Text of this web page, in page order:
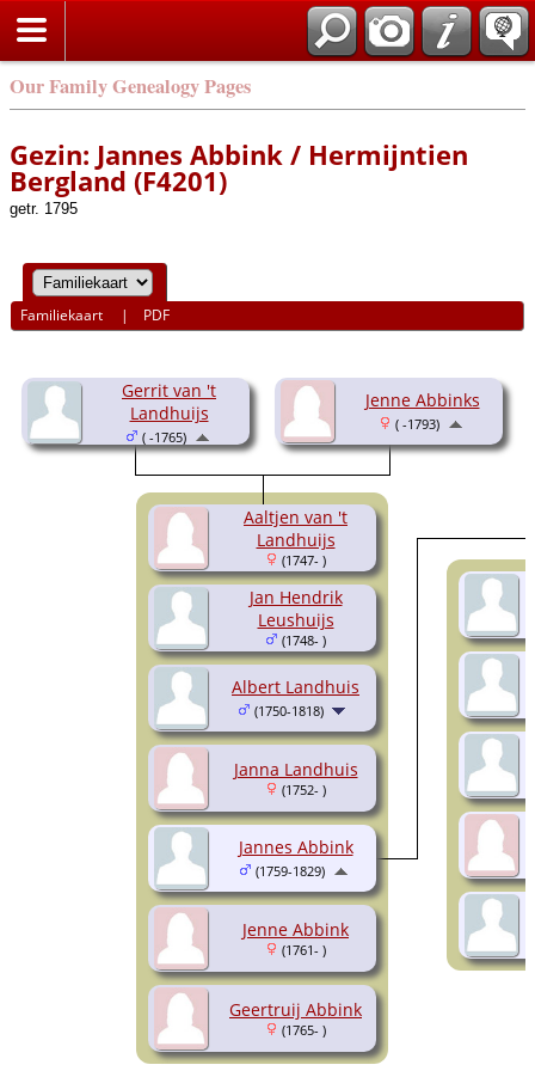
Our Family Genealogy Pages
Gezin: Jannes Abbink / Hermijntien
Bergland (F4201)
getr. 1795
Familiekaart | PDF
Gerrit van 't
Landhuijs
( -1765)
Jenne Abbinks
( -1793)
Aaltjen van 't
Landhuijs
(1747- )
Jan Hendrik
Leushuijs
(1748- )
Albert Landhuis
(1750-1818)
Janna Landhuis
(1752- )
Jenne Abbink
(1761- )
Geertruij Abbink
(1765- )
Jannes Abbink
(1759-1829)